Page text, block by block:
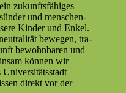
zukun­fts­fähiges
und men­schen­
Kinder und Enkel.
bewe­gen, tra­
bewohn­baren und
kön­nen wir
direkt vor der